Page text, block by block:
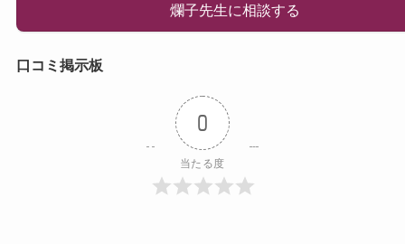
爛子先生に相談する
口コミ掲示板
0
当たる度